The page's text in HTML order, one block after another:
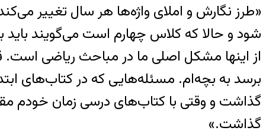
«طرز نگارش و املای واژه‌ها هر سال تغییر
شود و حالا که کلاس چهارم است می‌گویند باید
از اینها مشکل اصلی ما در مباحث ریاضی است.
برسد به بچه‌ام. مسئله‌هایی که در کتاب‌های
گذاشت و وقتی با کتاب‌های درسی زمان خودم
گذاشت.»